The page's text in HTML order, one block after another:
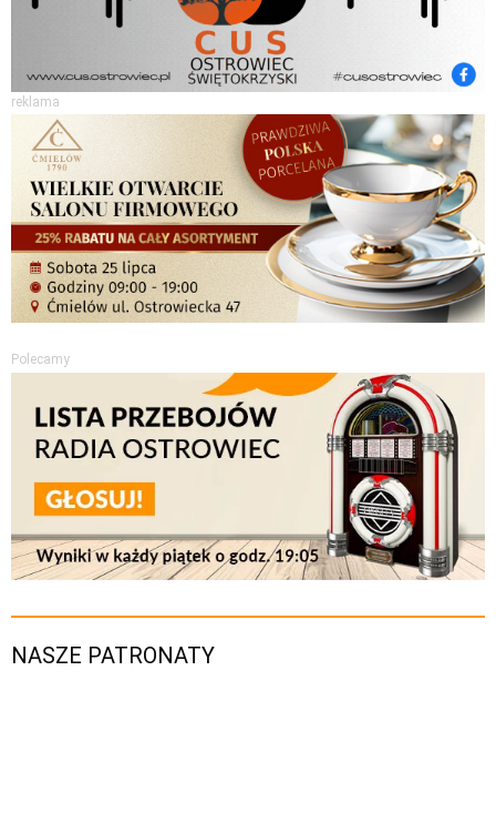
reklama
Polecamy
NASZE PATRONATY